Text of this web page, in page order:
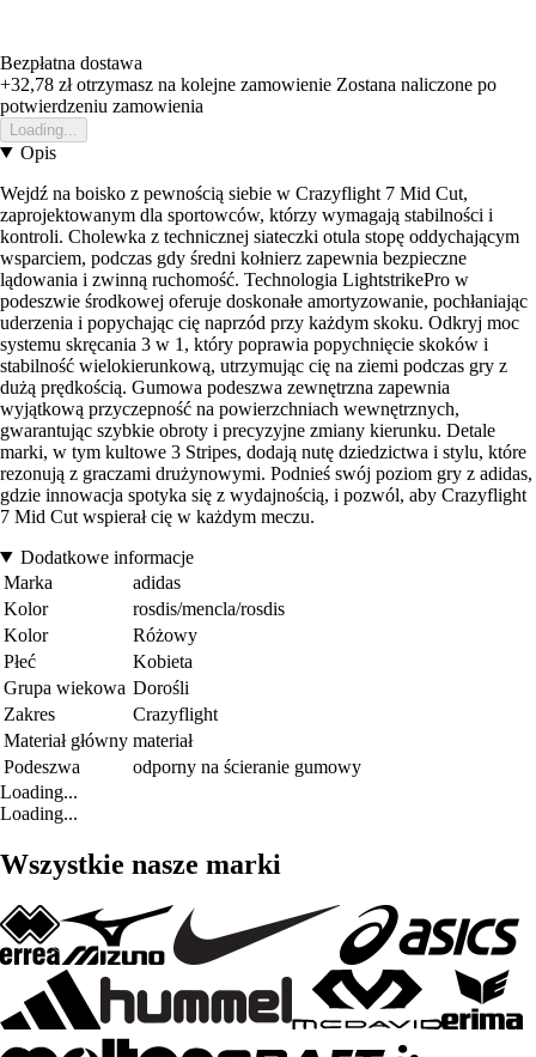
Bezpłatna dostawa
+32,78 złotrzymasz na kolejne zamowienie Zostana naliczone po
potwierdzeniu zamowienia
Loading...
Opis
Wejdź na boisko z pewnością siebie w Crazyflight 7 Mid Cut,
zaprojektowanym dla sportowców, którzy wymagają stabilności i
kontroli. Cholewka z technicznej siateczki otula stopę oddychającym
wsparciem, podczas gdy średni kołnierz zapewnia bezpieczne
lądowania i zwinną ruchomość. Technologia LightstrikePro w
podeszwie środkowej oferuje doskonałe amortyzowanie, pochłaniając
uderzenia i popychając cię naprzód przy każdym skoku. Odkryj moc
systemu skręcania 3 w 1, który poprawia popychnięcie skoków i
stabilność wielokierunkową, utrzymując cię na ziemi podczas gry z
dużą prędkością. Gumowa podeszwa zewnętrzna zapewnia
wyjątkową przyczepność na powierzchniach wewnętrznych,
gwarantując szybkie obroty i precyzyjne zmiany kierunku. Detale
marki, w tym kultowe 3 Stripes, dodają nutę dziedzictwa i stylu, które
rezonują z graczami drużynowymi. Podnieś swój poziom gry z adidas,
gdzie innowacja spotyka się z wydajnością, i pozwól, aby Crazyflight
7 Mid Cut wspierał cię w każdym meczu.
Dodatkowe informacje
Marka
adidas
Kolor
rosdis/mencla/rosdis
Kolor
Różowy
Płeć
Kobieta
Grupa wiekowa Dorośli
Zakres
Crazyflight
Materiał główny materiał
Podeszwa
odporny na ścieranie gumowy
Loading...
Loading...
Wszystkie nasze marki